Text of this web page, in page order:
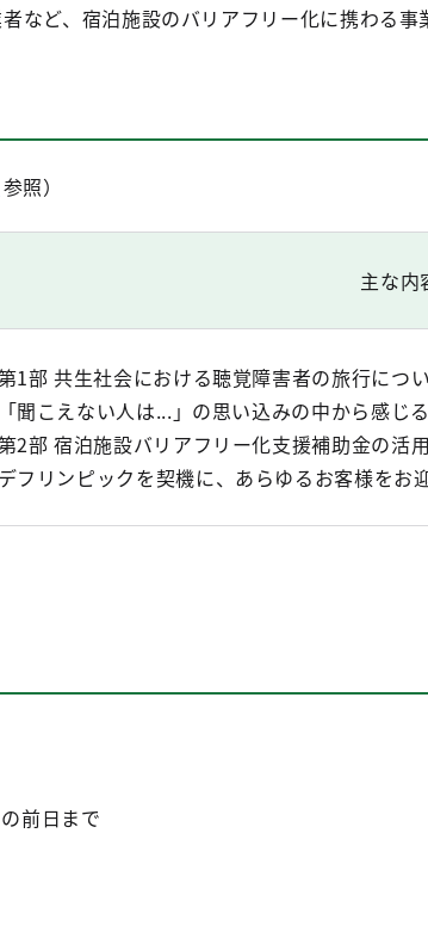
など、宿泊施設のバリアフリー化に携わる事
参照）
主な内
1部 共生社会における聴覚障害者の旅行につ
「聞こえない人は...」の思い込みの中から感じ
2部 宿泊施設バリアフリー化支援補助金の活
デフリンピックを契機に、あらゆるお客様をお
前日まで